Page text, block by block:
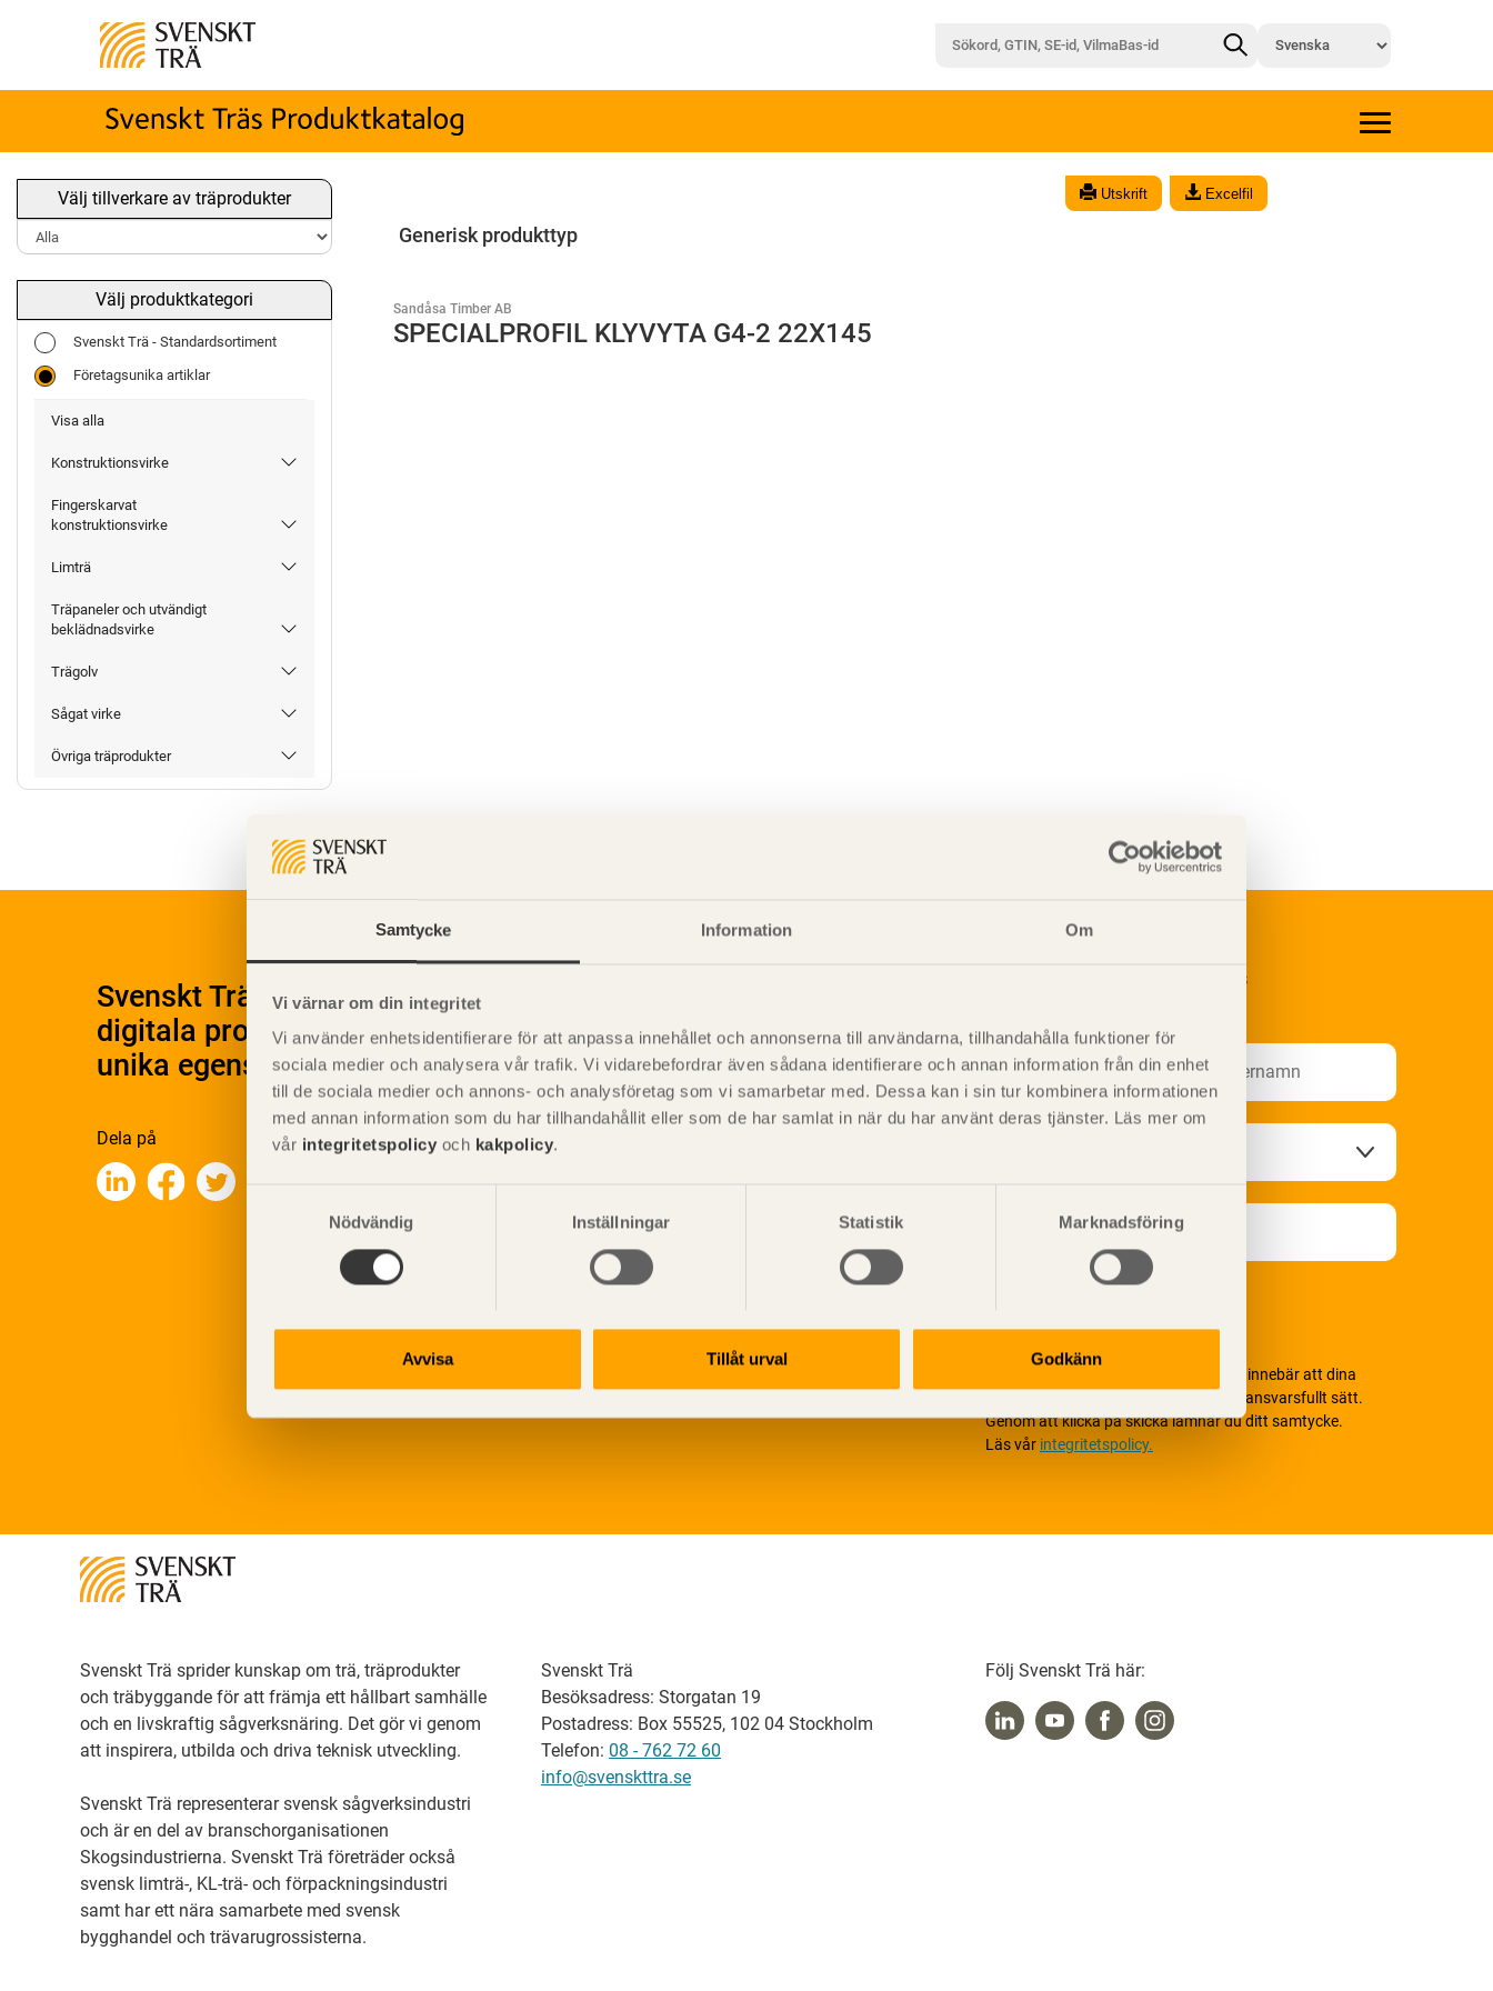
Samtycke Information Om
Vi värnar om din integritet
Vi använder enhetsidentifierare för att anpassa innehållet och annonserna till användarna, tillhandahålla funktioner för
sociala medier och analysera vår trafik. Vi vidarebefordrar även sådana identifierare och annan information från din enhet
till de sociala medier och annons- och analysföretag som vi samarbetar med. Dessa kan i sin tur kombinera informationen
med annan information som du har tillhandahållit eller som de har samlat in när du har använt deras tjänster. Läs mer om
vår integritetspolicy och kakpolicy.
Nödvändig
Inställningar Statistik Marknadsföring
Avvisa Tillåt urval Godkänn
Välj tillverkare av träprodukter
Välj produktkategori
Svenskt Trä - Standardsortiment
Företagsunika artiklar
Visa alla
Konstruktionsvirke
Fingerskarvat
konstruktionsvirke
Limträ
Träpaneler och utvändigt
beklädnadsvirke
Trägolv
Sågat virke
Övriga träprodukter
Utskrift Excelfil
Generisk produkttyp
Sandåsa Timber AB
SPECIALPROFIL KLYVYTA G4-2 22X145
Svenskt Träs Produktkatalog är svensk sågverksnärings
digitala produktkatalog för att beskriva träprodukter och deras
unika egenskaper.
Dela på
Prenumerera på Svenskt Träs
Vi värnar om personlig integritet vilket innebär att dina
personuppgifter alltid hanteras på ett ansvarsfullt sätt.
Genom att klicka på skicka lämnar du ditt samtycke.
Läs vår integritetspolicy.
Svenskt Trä sprider kunskap om trä, träprodukter
och träbyggande för att främja ett hållbart samhälle
och en livskraftig sågverksnäring. Det gör vi genom
att inspirera, utbilda och driva teknisk utveckling.
Svenskt Trä representerar svensk sågverksindustri
och är en del av branschorganisationen
Skogsindustrierna. Svenskt Trä företräder också
svensk limträ-, KL-trä- och förpackningsindustri
samt har ett nära samarbete med svensk
bygghandel och trävarugrossisterna.
Svenskt Trä
Besöksadress: Storgatan 19
Postadress: Box 55525, 102 04 Stockholm
Telefon: 08 - 762 72 60
info@svenskttra.se
Följ Svenskt Trä här: